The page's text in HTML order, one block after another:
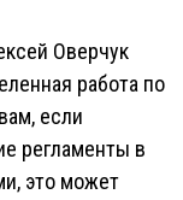
Оверчук
работа по
если
регламенты в
это может